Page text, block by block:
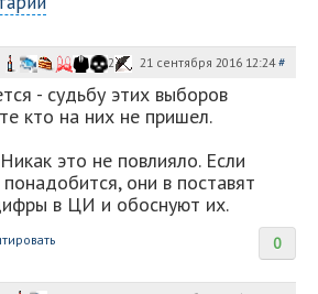
21 сентября 2016 12:24#
2
- судьбу этих выборов
кто на них не пришел.
это не повлияло. Если
они в поставят
в ЦИ и обоснуют их.
0